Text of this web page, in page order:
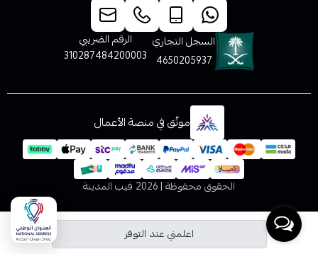
اعلمني عند التوفر
السجل التجاري
4650205937
الرقم الضريبي
310287484200003
موثّق في منصة الأعمال
الحقوق محفوظة | 2026 فيب المدينة